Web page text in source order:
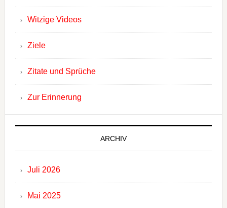
Witzige Videos
Ziele
Zitate und Sprüche
Zur Erinnerung
ARCHIV
Juli 2026
Mai 2025